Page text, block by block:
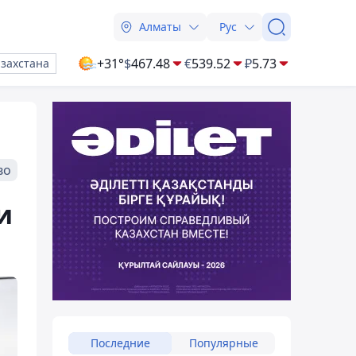
Алматы Рус
+31°$467.48 €539.52 ₽5.73
Последние Популярные